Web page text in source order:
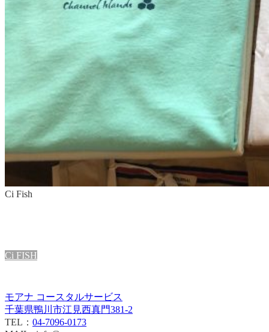
Ci Fish
Ci FISH
モアナ コースタルサービス
千葉県鴨川市江見西真門381-2
TEL： 04-7096-0173